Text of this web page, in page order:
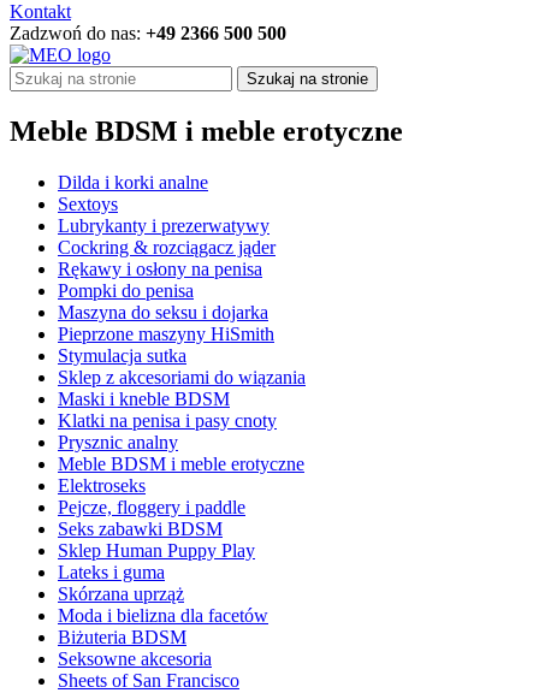
Kontakt
Zadzwoń do nas: +49 2366 500 500
Szukaj na stronie
Meble BDSM i meble erotyczne
Dilda i korki analne
Sextoys
Lubrykanty i prezerwatywy
Cockring & rozciągacz jąder
Rękawy i osłony na penisa
Pompki do penisa
Maszyna do seksu i dojarka
Pieprzone maszyny HiSmith
Stymulacja sutka
Sklep z akcesoriami do wiązania
Maski i kneble BDSM
Klatki na penisa i pasy cnoty
Prysznic analny
Meble BDSM i meble erotyczne
Elektroseks
Pejcze, floggery i paddle
Seks zabawki BDSM
Sklep Human Puppy Play
Lateks i guma
Skórzana uprząż
Moda i bielizna dla facetów
Biżuteria BDSM
Seksowne akcesoria
Sheets of San Francisco